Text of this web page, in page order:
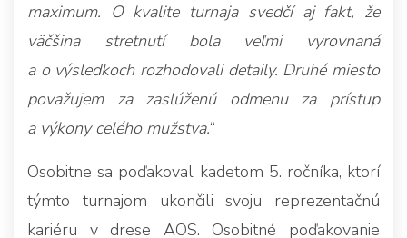
maximum. O kvalite turnaja svedčí aj fakt, že
väčšina stretnutí bola veľmi vyrovnaná
a o výsledkoch rozhodovali detaily. Druhé miesto
považujem za zaslúženú odmenu za prístup
a výkony celého mužstva.“
Osobitne sa poďakoval kadetom 5. ročníka, ktorí
týmto turnajom ukončili svoju reprezentačnú
kariéru v drese AOS. Osobitné poďakovanie